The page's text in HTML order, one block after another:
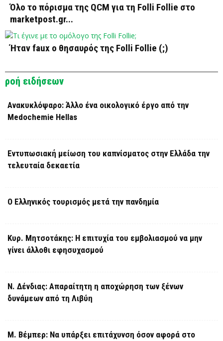
Όλο το πόρισμα της QCM για τη Folli Follie στο
marketpost.gr...
Ήταν faux ο θησαυρός της Folli Follie (;)
ροή ειδήσεων
Ανακυκλόψαρο: Άλλο ένα οικολογικό έργο από την
Medochemie Hellas
Εντυπωσιακή μείωση του καπνίσματος στην Ελλάδα την
τελευταία δεκαετία
Ο Ελληνικός τουρισμός μετά την πανδημία
Κυρ. Μητσοτάκης: Η επιτυχία του εμβολιασμού να μην
γίνει άλλοθι εφησυχασμού
Ν. Δένδιας: Απαραίτητη η αποχώρηση των ξένων
δυνάμεων από τη Λιβύη
Μ. Βέμπερ: Να υπάρξει επιτάχυνση όσον αφορά στο